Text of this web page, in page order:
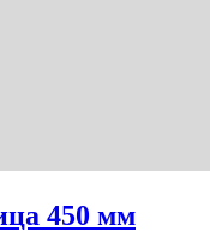
450 мм